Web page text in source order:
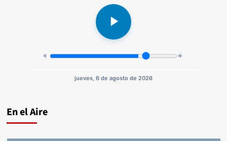
jueves, 6 de agosto de 2026
En el Aire